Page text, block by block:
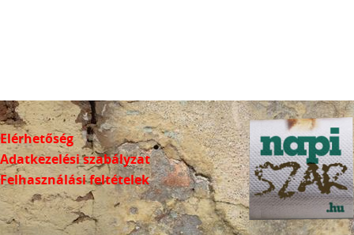
Elérhetőség
Adatkezelési szabályzat
Felhasználási feltételek